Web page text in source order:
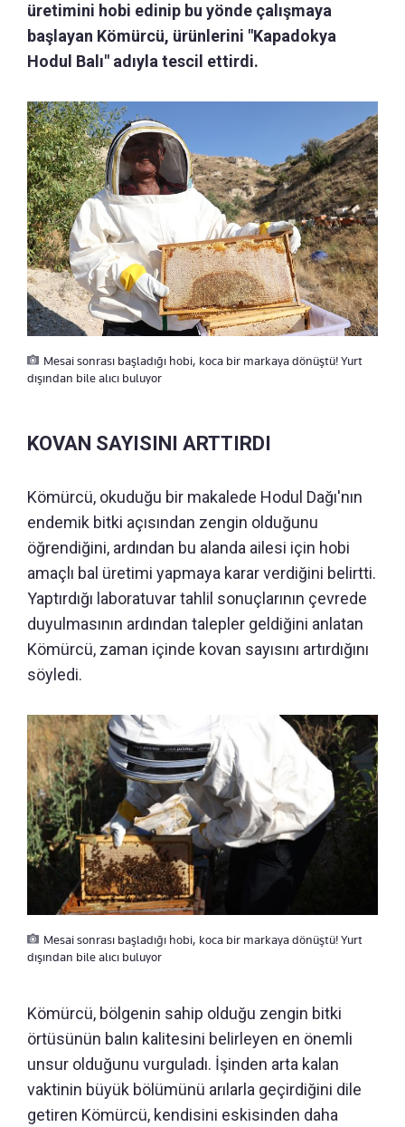
üretimini hobi edinip bu yönde çalışmaya
başlayan Kömürcü, ürünlerini "Kapadokya
Hodul Balı" adıyla tescil ettirdi.
Mesai sonrası başladığı hobi, koca bir markaya dönüştü! Yurt
dışından bile alıcı buluyor
KOVAN SAYISINI ARTTIRDI
Kömürcü, okuduğu bir makalede Hodul Dağı'nın
endemik bitki açısından zengin olduğunu
öğrendiğini, ardından bu alanda ailesi için hobi
amaçlı bal üretimi yapmaya karar verdiğini belirtti.
Yaptırdığı laboratuvar tahlil sonuçlarının çevrede
duyulmasının ardından talepler geldiğini anlatan
Kömürcü, zaman içinde kovan sayısını artırdığını
söyledi.
Mesai sonrası başladığı hobi, koca bir markaya dönüştü! Yurt
dışından bile alıcı buluyor
Kömürcü, bölgenin sahip olduğu zengin bitki
örtüsünün balın kalitesini belirleyen en önemli
unsur olduğunu vurguladı. İşinden arta kalan
vaktinin büyük bölümünü arılarla geçirdiğini dile
getiren Kömürcü, kendisini eskisinden daha